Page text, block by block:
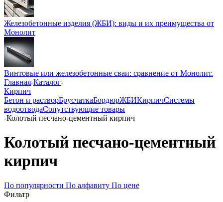
Железобетонные изделия (ЖБИ): виды и их преимущества от
Монолит
Винтовые или железобетонные сваи: сравнение от Монолит.
Главная-Каталог-
Кирпич
Бетон и растворБрусчаткаБордюрЖБИКирпичСистемы
водоотводаСопутствующие товары
-Колотый песчано-цементный кирпич
Колотый песчано-цементный
кирпич
По популярности По алфавиту По цене
Фильтр